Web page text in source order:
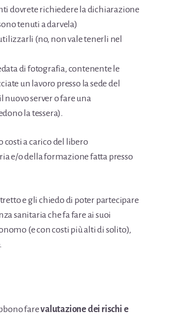
dovrete richiedere la dichiarazione
tenuti a darvela)
(no, non vale tenerli nel
di fotografia, contenente le
un lavoro presso la sede del
server o fare una
la tessera).
costi a carico del libero
e/o della formazione fatta presso
e gli chiedo di poter partecipare
sanitaria che fa fare ai suoi
(e con costi più alti di solito),
farevalutazione dei rischi e